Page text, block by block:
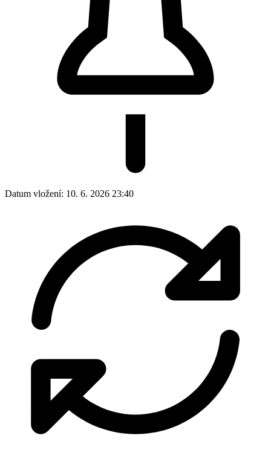
Datum vložení: 10. 6. 2026 23:40